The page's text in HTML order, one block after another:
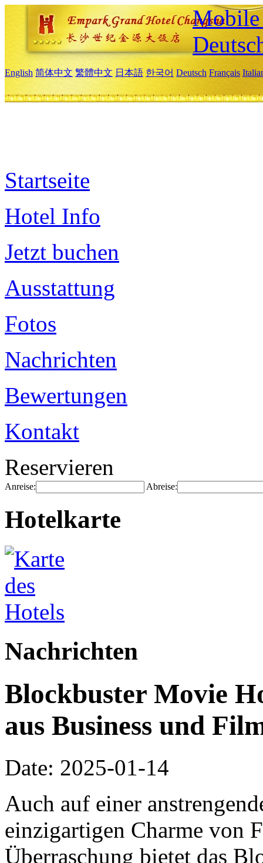
Mobile
English 简体中文 繁體中文 日本語 한국어 Deutsch Français
Startseite
Hotel Info
Jetzt buchen
Ausstattung
Fotos
Nachrichten
Bewertungen
Kontakt
Reservieren
Anreise: Abreise:
Hotelkarte
Nachrichten
Blockbuster Movie
aus Business und
Date: 2025-01-14
Auch auf einer
einzigartigen Charme von
Überraschung bietet das